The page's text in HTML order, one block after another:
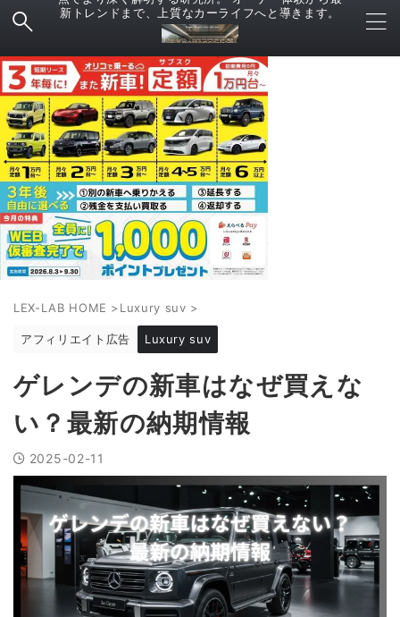
新トレンドまで、上質なカーライフへと導きます。
LEX-LAB HOME >Luxury suv >
アフィリエイト広告 Luxury suv
ゲレンデの新車はなぜ買えな
い？最新の納期情報
2025-02-11